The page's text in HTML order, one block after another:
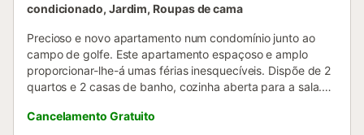
condicionado, Jardim, Roupas de cama
Precioso e novo apartamento num condomínio junto ao
campo de golfe. Este apartamento espaçoso e amplo
proporcionar-lhe-á umas férias inesquecíveis. Dispõe de 2
quartos e 2 casas de banho, cozinha aberta para a sala.
loiça, TV plasma, loiça completa, cozinha equipada com
Cancelamento Gratuito